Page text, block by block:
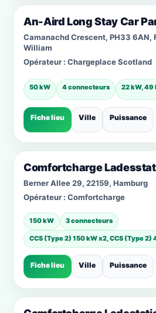
An-Aird Long Stay Car
Camanachd Crescent, PH33 6AN,
William
Opérateur : Chargeplace Scotland
50 kW 4 connecteurs 22 kW, 49
Fiche lieu Ville Puissance
Comfortcharge
Berner Allee 29, 22159, Hamburg
Opérateur : Comfortcharge
150 kW 3 connecteurs
CCS (Type 2) 150 kW x2, CCS (Type
Fiche lieu Ville Puissance